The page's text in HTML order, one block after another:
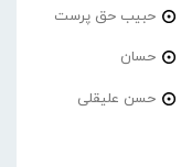
حبیب حق پرست
حسان
حسن علیقلی